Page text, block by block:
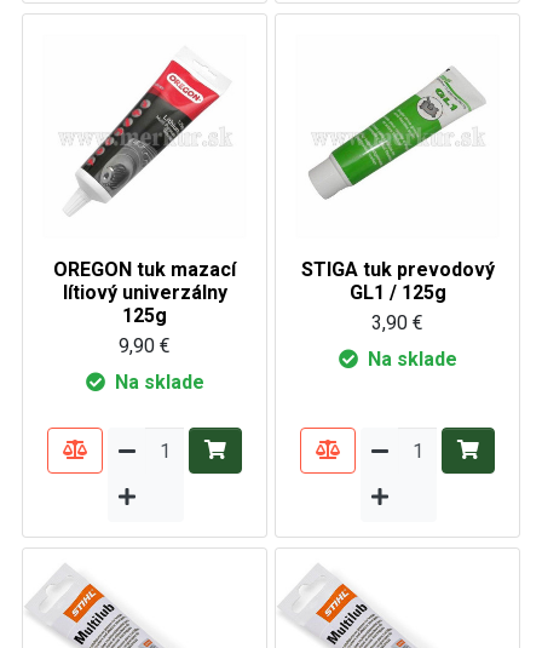
OREGON tuk mazací
lítiový univerzálny
125g
9,90 €
Na sklade
STIGA tuk prevodový
GL1 / 125g
3,90 €
Na sklade